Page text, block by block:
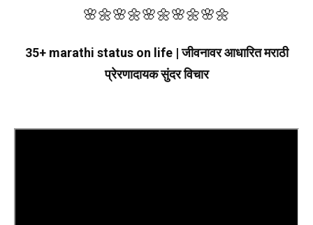
🌸🌼🌸🌼🌸🌼🌸🌼🌸🌼
35+ marathi status on life | जीवनावर आधारितमराठी
प्रेरणादायक सुंदर विचार